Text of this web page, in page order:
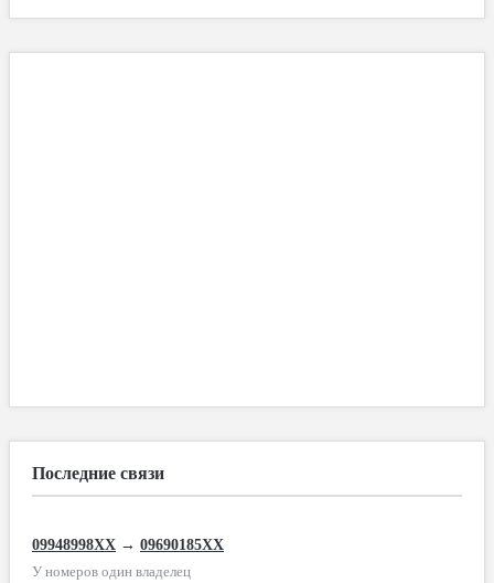
Последние связи
09948998XX → 09690185XX
У номеров один владелец